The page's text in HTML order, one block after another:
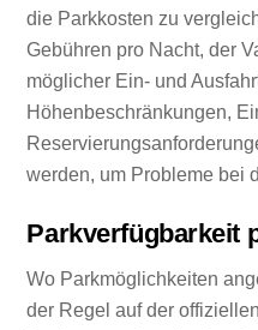
die Parkkosten zu
Gebühren pro Nacht, der
möglicher Ein- und
Höhenbeschränkungen,
werden, um Probleme bei
Parkverfügbarkeit
Wo Parkmöglichkeiten
der Regel auf der